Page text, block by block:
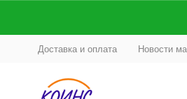
Доставка и оплата Новости